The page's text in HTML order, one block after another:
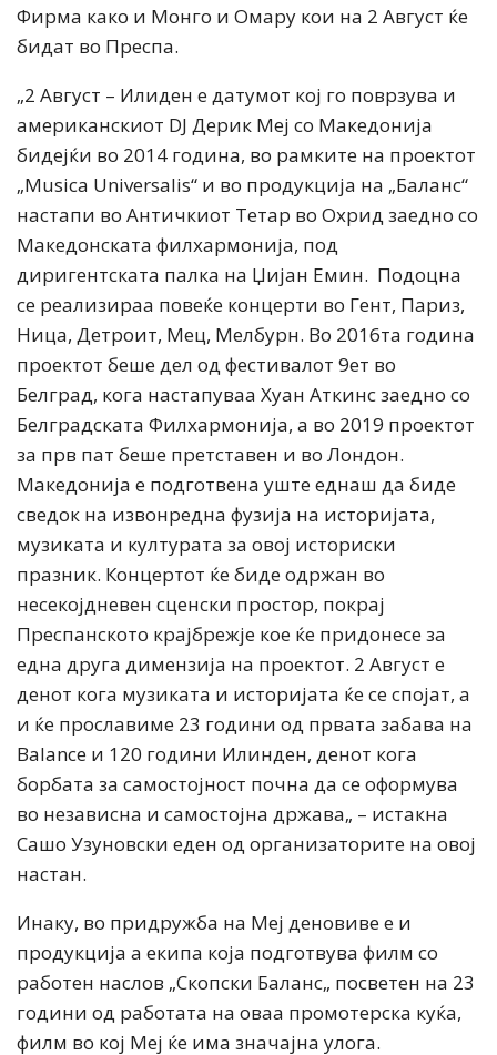
Фирма како и Монго и Омару кои на 2 Август ќе
бидат во Преспа.
„2 Август – Илиден е датумот кој го поврзува и
американскиот DJ Дерик Меј со Македонија
бидејќи во 2014 година, во рамките на проектот
„Musica Universalis“ и во продукција на „Баланс“
настапи во Античкиот Тетар во Охрид заедно со
Македонската филхармонија, под
диригентската палка на Џијан Емин. Подоцна
се реализираа повеќе концерти во Гент, Париз,
Ница, Детроит, Мец, Мелбурн. Во 2016та година
проектот беше дел од фестивалот 9ет во
Белград, кога настапуваа Хуан Аткинс заедно со
Белградската Филхармонија, а во 2019 проектот
за прв пат беше претставен и во Лондон.
Македонија е подготвена уште еднаш да биде
сведок на извонредна фузија на историјата,
музиката и културата за овој историски
празник. Концертот ќе биде одржан во
несекојдневен сценски простор, покрај
Преспанското крајбрежје кое ќе придонесе за
една друга димензија на проектот. 2 Август е
денот кога музиката и историјата ќе се спојат, а
и ќе прославиме 23 години од првата забава на
Balance и 120 години Илинден, денот кога
борбата за самостојност почна да се оформува
во независна и самостојна држава„ – истакна
Сашо Узуновски еден од организаторите на овој
настан.
Инаку, во придружба на Меј деновиве е и
продукција а екипа која подготвува филм со
работен наслов „Скопски Баланс„ посветен на 23
години од работата на оваа промотерска куќа,
филм во кој Меј ќе има значајна улога.